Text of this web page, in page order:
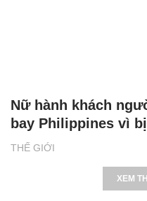
THẾ GIỚI
Nữ hành khách
bay Philippines vì
XEM